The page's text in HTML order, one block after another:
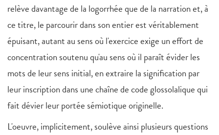
relève davantage de la logorrhée que de la narration et, à
ce titre, le parcourir dans son entier est véritablement
épuisant, autant au sens où l'exercice exige un effort de
concentration soutenu qu'au sens où il paraît évider les
mots de leur sens initial, en extraire la signification par
leur inscription dans une chaîne de code glossolalique qui
fait dévier leur portée sémiotique originelle.
L'oeuvre, implicitement, soulève ainsi plusieurs questions